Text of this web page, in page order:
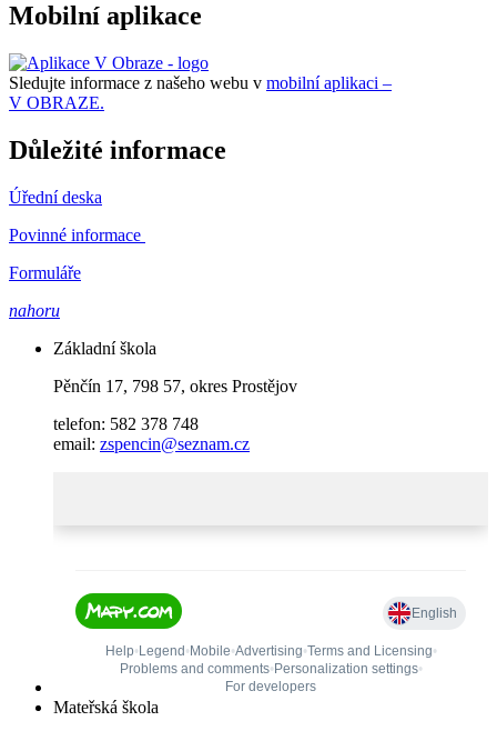
Mobilní aplikace
Sledujte informace z našeho webu v mobilní aplikaci –
V OBRAZE.
Důležité informace
Úřední deska
Povinné informace
Formuláře
nahoru
Základní škola
Pěnčín 17, 798 57, okres Prostějov
telefon: 582 378 748
email: zspencin@seznam.cz
Mateřská škola